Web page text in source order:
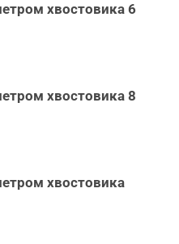
хвостовика 6
хвостовика 8
хвостовика